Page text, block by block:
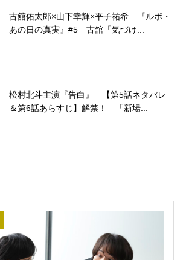
古舘佑太郎×山下幸輝×平子祐希 『ルポ・
あの日の真実』#5 古舘「気づけ...
松村北斗主演『告白』 【第5話ネタバレ
＆第6話あらすじ】解禁！ 「新場...